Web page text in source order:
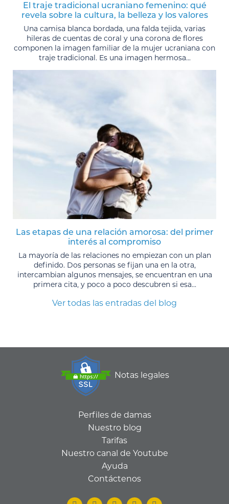
El traje tradicional ucraniano femenino: qué
revela sobre la cultura, la belleza y los valores
Una camisa blanca bordada, una falda tejida, varias
hileras de cuentas de coral y una corona de flores
componen la imagen familiar de la mujer ucraniana con
traje tradicional. Es una imagen hermosa...
Las etapas de una relación amorosa: del primer
interés al compromiso
La mayoría de las relaciones no empiezan con un plan
definido. Dos personas se fijan una en la otra,
intercambian algunos mensajes, se encuentran en una
primera cita, y poco a poco descubren si esa...
Ver todas las entradas del blog
Notas legales
Perfiles de damas
Nuestro blog
Tarifas
Nuestro canal de Youtube
Ayuda
Contáctenos